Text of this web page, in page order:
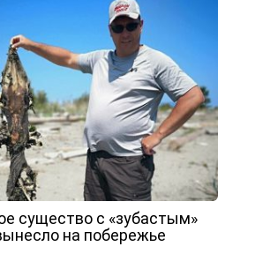
существо с «зубастым»
на побережье